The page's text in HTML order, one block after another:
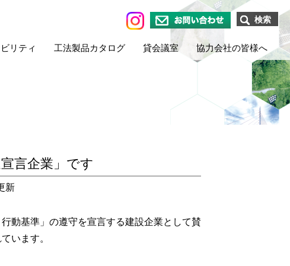
お問い合わせ
検索
リティ 工法製品カタログ 貸会議室 協力会社の皆様へ
言企業」です
新
動基準」の遵守を宣言する建設企業として賛
います。